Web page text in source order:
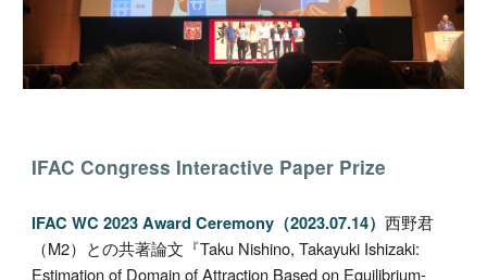
IFAC Congress Interactive Paper Prize
IFAC WC 2023 Award Ceremony（2023.07.14）西野君
（M2）との共著論文 『Taku Nishino, Takayuki Ishizaki:
Estimation of Domain of Attraction Based on Equilibrium-